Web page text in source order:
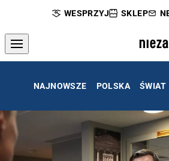
WESPRZYJ SKLEP
NAJNOWSZE POLSKA ŚWIAT